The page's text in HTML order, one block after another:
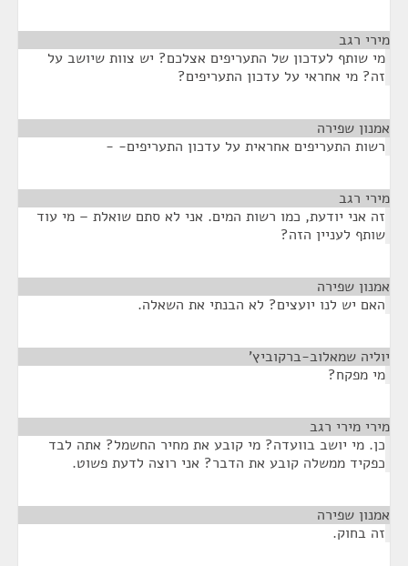
מירי רגב
מי שותף לעדכון של התעריפים אצלכם? יש צוות שיושב על
זה? מי אחראי על עדכון התעריפים?
אמנון שפירה
רשות התעריפים אחראית על עדכון התעריפים- -
מירי רגב
זה אני יודעת, כמו רשות המים. אני לא סתם שואלת – מי עוד
שותף לעניין הזה?
אמנון שפירה
האם יש לנו יועצים? לא הבנתי את השאלה.
יוליה שמאלוב-ברקוביץ'
מי מפקח?
מירי מירי רגב
כן. מי יושב בוועדה? מי קובע את מחיר החשמל? אתה לבד
כפקיד ממשלה קובע את הדבר? אני רוצה לדעת פשוט.
אמנון שפירה
זה בחוק.